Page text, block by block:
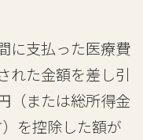
に支払った医療費
れた金額を差し引
（または総所得金
を控除した額が